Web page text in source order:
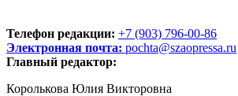
Телефон редакции: +7 (903) 796-00-86
Электронная почта: pochta@szaopressa.ru
Главный редактор:
Королькова Юлия Викторовна